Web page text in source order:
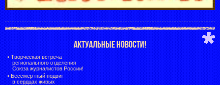
АКТУАЛЬНЫЕ НОВОСТИ!
• Творческая встреча
регионального отделения
Союза журналистов России!
• Бессмертный подвиг
в сердцах живых